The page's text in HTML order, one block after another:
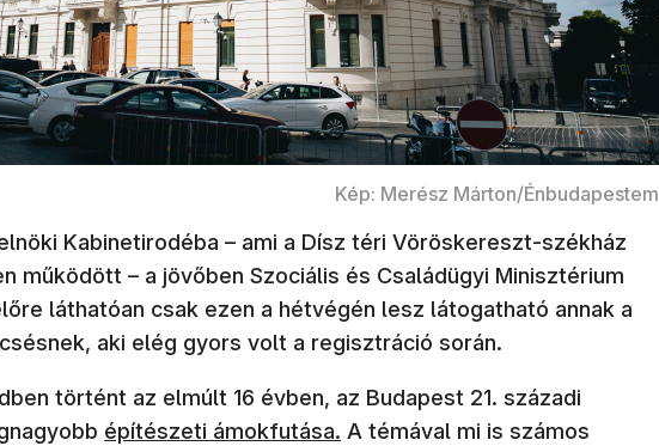
Kép: Merész Márton/Énbudapestem
Kabinetirodéba – ami a Dísz téri Vöröskereszt-székház
működött – a jövőben Szociális és Családügyi Minisztérium
láthatóan csak ezen a hétvégén lesz látogatható annak a
aki elég gyors volt a regisztráció során.
történt az elmúlt 16 évben, az Budapest 21. századi
(új ablakban nyílik meg)
építészeti ámokfutása. A témával mi is számos